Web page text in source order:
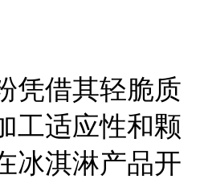
凭借其轻脆质
工适应性和颗
冰淇淋产品开